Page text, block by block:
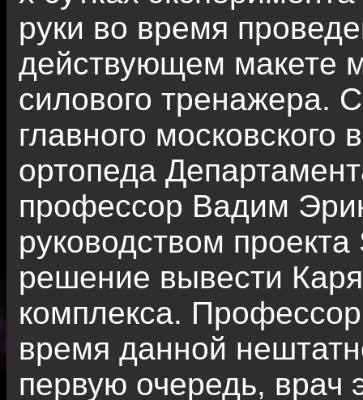
руки во время
действующем макете
силового тренажера.
главного московского
ортопеда
профессор Вадим
руководством
решение вывести
комплекса.
время данной
первую очередь, врач